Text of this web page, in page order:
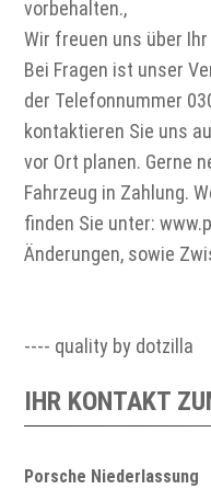
vorbehalten.,
Wir freuen uns über
Bei Fragen ist unser
der Telefonnummer
kontaktieren Sie uns
vor Ort planen. Gerne
Fahrzeug in Zahlung.
finden Sie unter:
Änderungen, sowie
---- quality by dotzilla
IHR KONTAKT
Porsche Niederlassung